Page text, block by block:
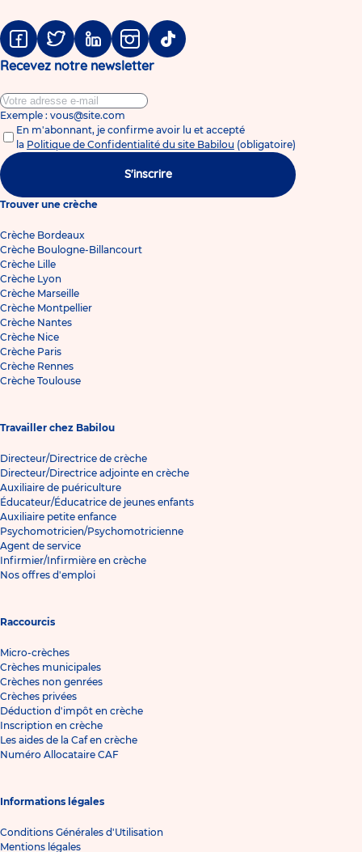
FacebookTwitter LinkedinInstagramTiktok
Recevez notre newsletter
Exemple : vous@site.com
En m'abonnant, je confirme avoir lu et accepté
la Politique de Confidentialité du site Babilou (obligatoire)
S'inscrire
Trouver une crèche
Crèche Bordeaux
Crèche Boulogne-Billancourt
Crèche Lille
Crèche Lyon
Crèche Marseille
Crèche Montpellier
Crèche Nantes
Crèche Nice
Crèche Paris
Crèche Rennes
Crèche Toulouse
Travailler chez Babilou
Directeur/Directrice de crèche
Directeur/Directrice adjointe en crèche
Auxiliaire de puériculture
Éducateur/Éducatrice de jeunes enfants
Auxiliaire petite enfance
Psychomotricien/Psychomotricienne
Agent de service
Infirmier/Infirmière en crèche
Nos offres d'emploi
Raccourcis
Micro-crèches
Crèches municipales
Crèches non genrées
Crèches privées
Déduction d'impôt en crèche
Inscription en crèche
Les aides de la Caf en crèche
Numéro Allocataire CAF
Informations légales
Conditions Générales d'Utilisation
Mentions légales